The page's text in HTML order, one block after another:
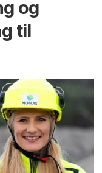
og
til